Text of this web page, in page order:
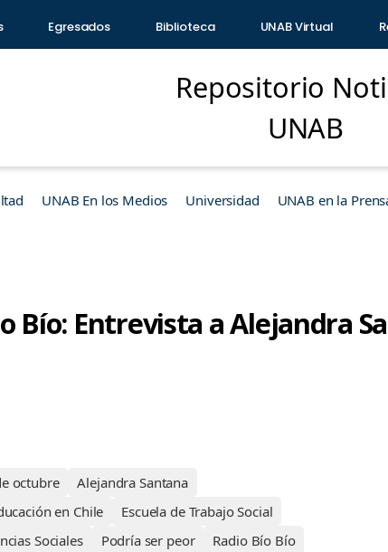
Egresados Biblioteca UNAB Virtual
Repositorio
UNAB
UNAB En los Medios Universidad UNAB en la
Bío: Entrevista a Alejandra
octubre
Alejandra Santana
en Chile
Escuela de Trabajo Social
Sociales
Podría ser peor
Radio Bío Bío